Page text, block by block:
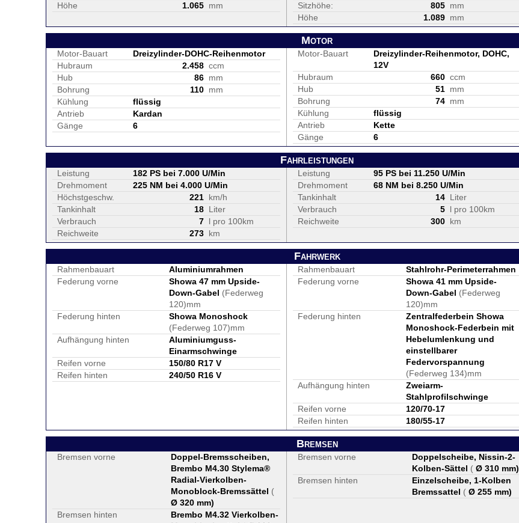
Höhe
1.065 mm
Sitzhöhe:
805 mm
Höhe
1.089 mm
Motor
Motor-Bauart
Dreizylinder-DOHC-Reihenmotor
Hubraum
2.458 ccm
Hub
86 mm
Bohrung
110 mm
Kühlung
flüssig
Antrieb
Kardan
Gänge
6
Motor-Bauart
Dreizylinder-Reihenmotor, DOHC,
12V
Hubraum
660 ccm
Hub
51 mm
Bohrung
74 mm
Kühlung
flüssig
Antrieb
Kette
Gänge
6
Fahrleistungen
Leistung
182 PS bei 7.000 U/Min
Drehmoment
225 NM bei 4.000 U/Min
Höchstgeschw.
221 km/h
Tankinhalt
18 Liter
Verbrauch
7 l pro 100km
Reichweite
273 km
Leistung
95 PS bei 11.250 U/Min
Drehmoment
68 NM bei 8.250 U/Min
Tankinhalt
14 Liter
Verbrauch
5 l pro 100km
Reichweite
300 km
Fahrwerk
Rahmenbauart
Aluminiumrahmen
Federung vorne
Showa 47 mm Upside-
Down-Gabel (Federweg
120)mm
Federung hinten
Showa Monoshock
(Federweg 107)mm
Aufhängung hinten
Aluminiumguss-
Einarmschwinge
Reifen vorne
150/80 R17 V
Reifen hinten
240/50 R16 V
Rahmenbauart
Stahlrohr-Perimeterrahmen
Federung vorne
Showa 41 mm Upside-
Down-Gabel (Federweg
120)mm
Federung hinten
Zentralfederbein Showa
Monoshock-Federbein mit
Hebelumlenkung und
einstellbarer
Federvorspannung
(Federweg 134)mm
Aufhängung hinten
Zweiarm-
Stahlprofilschwinge
Reifen vorne
120/70-17
Reifen hinten
180/55-17
Bremsen
Bremsen vorne
Doppel-Bremsscheiben,
Brembo M4.30 Stylema®
Radial-Vierkolben-
Monoblock-Bremssättel (
Ø 320 mm)
Bremsen hinten
Brembo M4.32 Vierkolben-
Bremsen vorne
Doppelscheibe, Nissin-2-
Kolben-Sättel ( Ø 310 mm)
Bremsen hinten
Einzelscheibe, 1-Kolben
Bremssattel ( Ø 255 mm)